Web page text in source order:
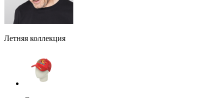
Летняя коллекция